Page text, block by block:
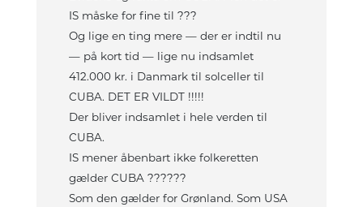
IS måske for fine til ???
Og lige en ting mere — der er indtil nu
— på kort tid — lige nu indsamlet
412.000 kr. i Danmark til solceller til
CUBA. DET ER VILDT !!!!!
Der bliver indsamlet i hele verden til
CUBA.
IS mener åbenbart ikke folkeretten
gælder CUBA ??????
Som den gælder for Grønland. Som USA